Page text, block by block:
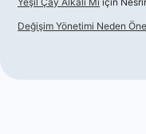
Değişim Yönetimi Neden